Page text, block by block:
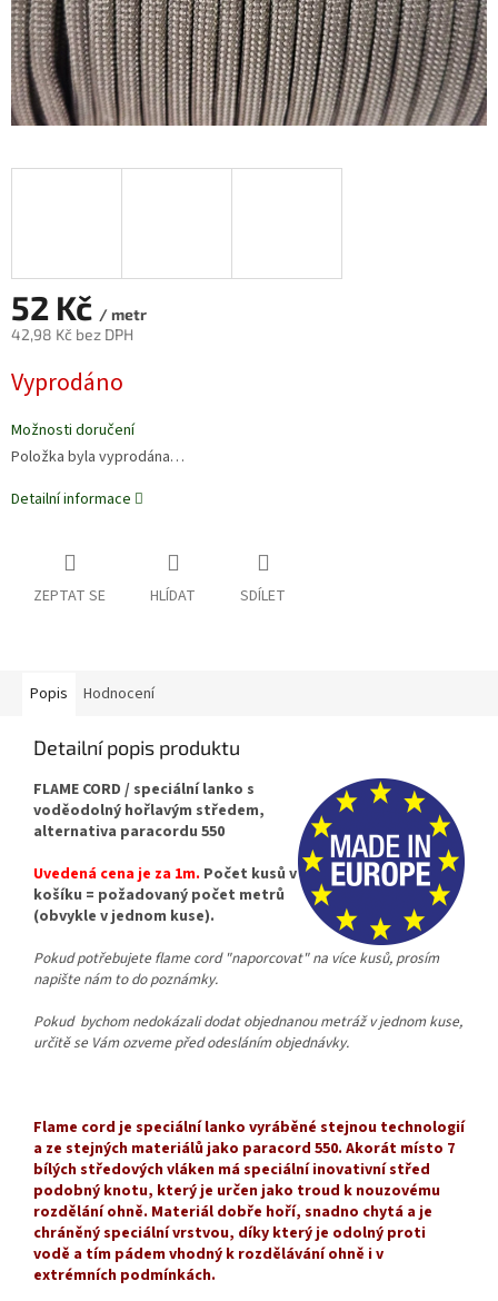
52 Kč / metr
42,98 Kč bez DPH
cena:
Vyprodáno
Možnosti doručení
Položka byla vyprodána…
Detailní informace
ZEPTAT SE HLÍDAT SDÍLET
Popis Hodnocení
Detailní popis produktu
FLAME CORD / speciální lanko s
voděodolný hořlavým středem,
alternativa paracordu 550
Uvedená cena je za 1m. Počet kusů v
košíku = požadovaný počet metrů
(obvykle v jednom kuse).
Pokud potřebujete flame cord "naporcovat" na více kusů, prosím
napište nám to do poznámky.
Pokud bychom nedokázali dodat objednanou metráž v jednom kuse,
určitě se Vám ozveme před odesláním objednávky.
Flame cord je speciální lanko vyráběné stejnou technologií
a ze stejných materiálů jako paracord 550. Akorát místo 7
bílých středových vláken má speciální inovativní střed
podobný knotu, který je určen jako troud k nouzovému
rozdělání ohně. Materiál dobře hoří, snadno chytá a je
chráněný speciální vrstvou, díky který je odolný proti
vodě a tím pádem vhodný k rozdělávání ohně i v
extrémních podmínkách.